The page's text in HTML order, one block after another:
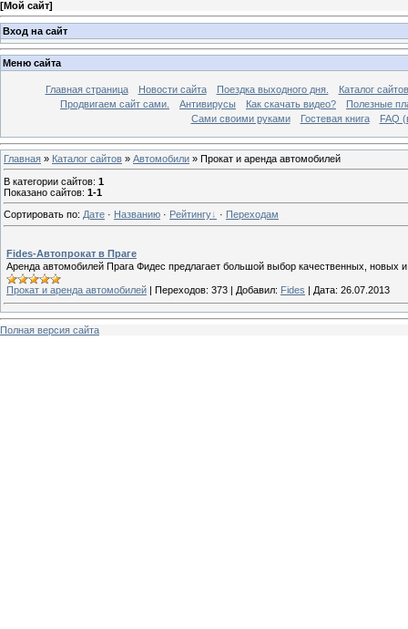
[Мой сайт]
Вход на сайт
Меню сайта
Главная страница Новости сайта Поездка выходного дня.
Каталог сайтов
Продвигаем сайт сами.
Антивирусы Как скачать видео?
Полезные
Сами своими руками
Гостевая книга FAQ
Главная » Каталог сайтов » Автомобили » Прокат и аренда автомобилей
В категории сайтов: 1
Показано сайтов: 1-1
Сортировать по: Дате · Названию · Рейтингу · Переходам
Fides-Автопрокат в Праге
Аренда автомобилей Прага Фидес предлагает большой выбор качественных,
Прокат и аренда автомобилей | Переходов: 373 | Добавил: Fides | Дата: 26.07.2013
Полная версия сайта